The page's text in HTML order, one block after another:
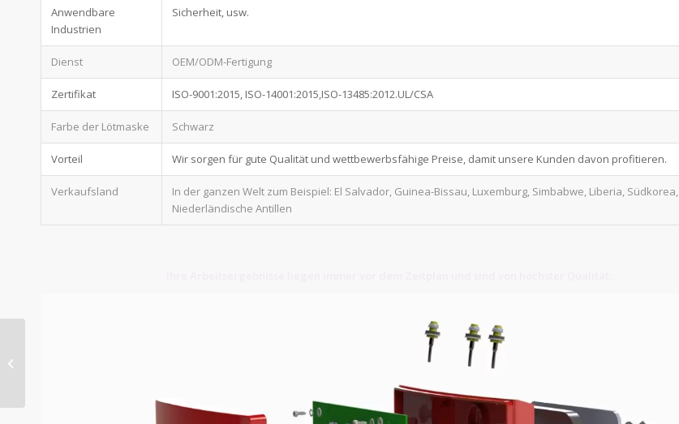
Anwendbare
Industrien
Sicherheit, usw.
Dienst OEM/ODM-Fertigung
Zertifikat ISO-9001:2015, ISO-14001:2015,ISO-13485:2012.UL/CSA
Farbe der Lötmaske Schwarz
Vorteil Wir sorgen für gute Qualität und wettbewerbsfähige Preise, damit unsere Kunden davon profitieren.
Verkaufsland
In der ganzen Welt zum Beispiel: El Salvador, Guinea-Bissau, Luxemburg, Simbabwe, Liberia, Südkorea,
Niederländische Antillen